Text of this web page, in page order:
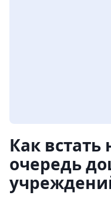
Как
очередь